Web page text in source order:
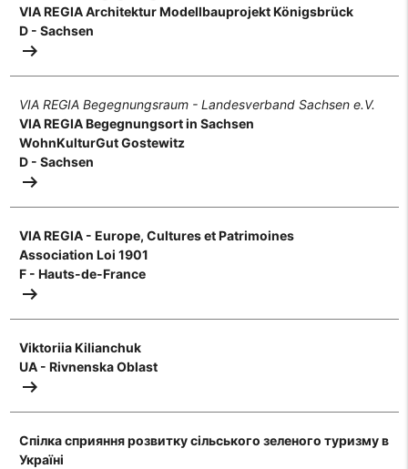
VIA REGIA Architektur Modellbauprojekt Königsbrück
D - Sachsen
arrow_right_alt
VIA REGIA Begegnungsraum - Landesverband Sachsen e.V.
VIA REGIA Begegnungsort in Sachsen
WohnKulturGut Gostewitz
D - Sachsen
arrow_right_alt
VIA REGIA - Europe, Cultures et Patrimoines
Association Loi 1901
F - Hauts-de-France
arrow_right_alt
Viktoriia Kilianchuk
UA - Rivnenska Oblast
arrow_right_alt
Спілка сприяння розвитку сільського зеленого туризму в
Україні